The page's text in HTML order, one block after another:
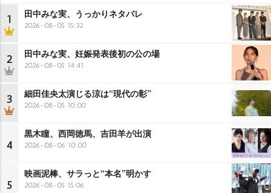
1 田中みな実、うっかりネタバレ
2026-08-05 15:32
2 田中みな実、妊娠発表後初の公の場
2026-08-05 14:41
3 細田佳央太演じる涼は“現代の彰”
2026-08-05 10:00
4
黒木瞳、西岡徳馬、吉田羊が出演
2026-08-06 10:00
5
映画泥棒、サラっと“本名”明かす
2026-08-05 15:06